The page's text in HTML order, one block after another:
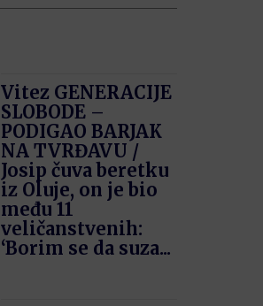
Vitez GENERACIJE
SLOBODE –
PODIGAO BARJAK
NA TVRĐAVU /
Josip čuva beretku
iz Oluje, on je bio
među 11
veličanstvenih:
‘Borim se da suza...